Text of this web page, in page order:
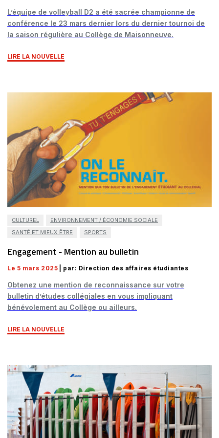
L’équipe de volleyball D2 a été sacrée championne de
conférence le 23 mars dernier lors du dernier tournoi de
la saison régulière au Collège de Maisonneuve.
LIRE LA NOUVELLE
CULTUREL
ENVIRONNEMENT / ÉCONOMIE SOCIALE
SANTÉ ET MIEUX ÊTRE
SPORTS
Engagement - Mention au bulletin
Le 5 mars 2025 | par: Direction des affaires étudiantes
Obtenez une mention de reconnaissance sur votre
bulletin d’études collégiales en vous impliquant
bénévolement au Collège ou ailleurs.
LIRE LA NOUVELLE